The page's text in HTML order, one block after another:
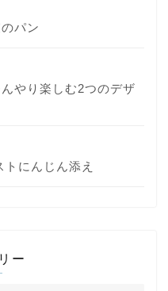
パン
やり楽しむ2つのデザ
にんじん添え
ー